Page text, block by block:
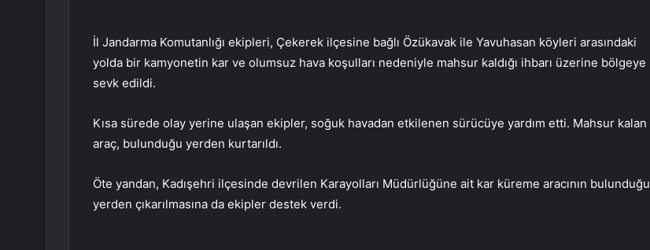
İl Jandarma Komutanlığı ekipleri, Çekerek ilçesine bağlı Özükavak ile Yavuhasan köyleri arasındaki
yolda bir kamyonetin kar ve olumsuz hava koşulları nedeniyle mahsur kaldığı ihbarı üzerine bölgeye
sevk edildi.
Kısa sürede olay yerine ulaşan ekipler, soğuk havadan etkilenen sürücüye yardım etti. Mahsur kalan
araç, bulunduğu yerden kurtarıldı.
Öte yandan, Kadışehri ilçesinde devrilen Karayolları Müdürlüğüne ait kar küreme aracının bulunduğu
yerden çıkarılmasına da ekipler destek verdi.